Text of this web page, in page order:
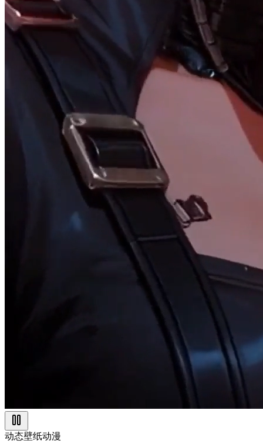
动态壁纸动漫